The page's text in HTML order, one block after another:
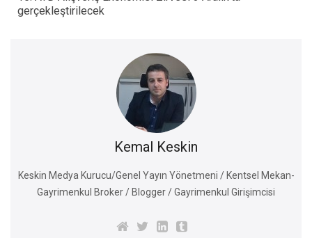
gerçekleştirilecek
Kemal Keskin
Keskin Medya Kurucu/Genel Yayın Yönetmeni / Kentsel Mekan-
Gayrimenkul Broker / Blogger / Gayrimenkul Girişimcisi